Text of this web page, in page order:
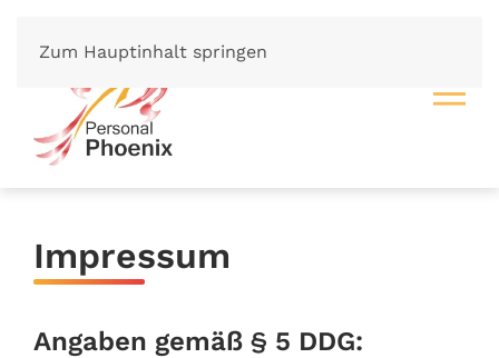
Zum Hauptinhalt springen
Impressum
Angaben gemäß § 5 DDG: